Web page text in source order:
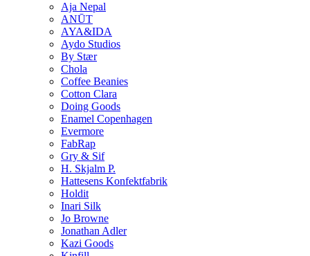
Aja Nepal
ANŪT
AYA&IDA
Aydo Studios
By Stær
Chola
Coffee Beanies
Cotton Clara
Doing Goods
Enamel Copenhagen
Evermore
FabRap
Gry & Sif
H. Skjalm P.
Hattesens Konfektfabrik
Holdit
Inari Silk
Jo Browne
Jonathan Adler
Kazi Goods